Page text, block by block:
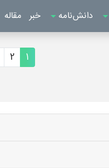
دانش‌نامه خبر مقاله
1
2